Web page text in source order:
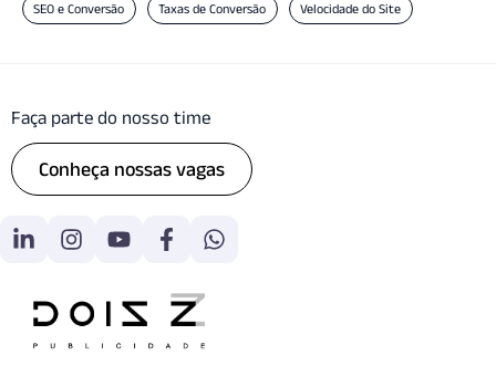
SEO e Conversão Taxas de Conversão Velocidade do Site
Faça parte do nosso time
Conheça nossas vagas